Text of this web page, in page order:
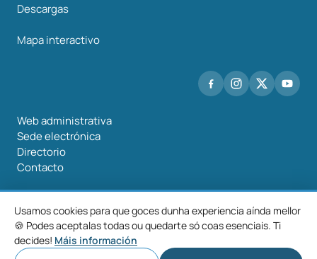
Descargas
Mapa interactivo
Web administrativa
Sede electrónica
Directorio
Contacto
©2026 Mancomunidade O Salnés
Aviso
Política de
Política de
Configurar
Usamos cookies para que goces dunha experiencia aínda mellor
🍪 Podes aceptalas todas ou quedarte só coas esenciais. Ti
decides! Máis información